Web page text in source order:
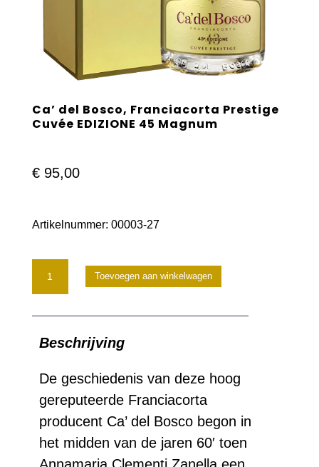
Ca’ del Bosco, Franciacorta Prestige
Cuvée EDIZIONE 45 Magnum
€95,00
Artikelnummer: 00003-27
Ca'
del
Franciacorta
Prestige
Cuvée
EDIZIONE
45
Toevoegen aan winkelwagen
Beschrijving
De geschiedenis van deze hoog
gereputeerde Franciacorta
producent Ca’ del Bosco begon in
het midden van de jaren 60′ toen